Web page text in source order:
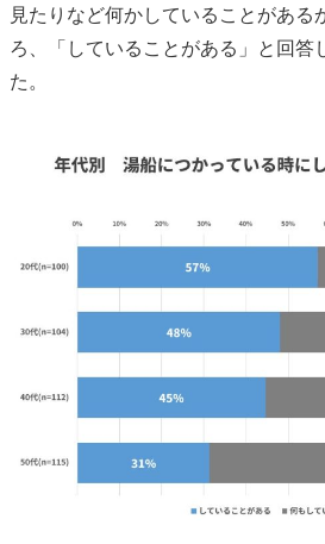
見たりなど何かしていることがある
ろ、「していることがある」と回答
た。